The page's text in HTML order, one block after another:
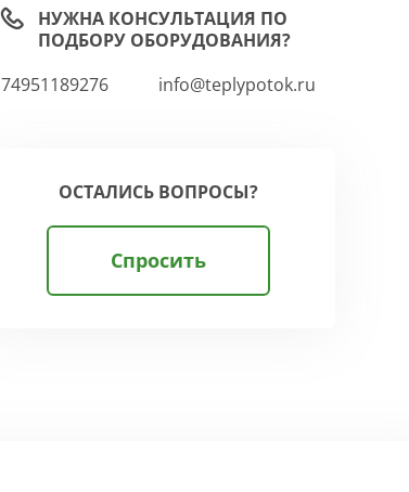
НУЖНА КОНСУЛЬТАЦИЯ ПО
ПОДБОРУ ОБОРУДОВАНИЯ?
74951189276
info@teplypotok.ru
ОСТАЛИСЬ ВОПРОСЫ?
Спросить